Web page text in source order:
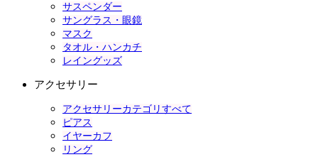
サスペンダー
サングラス・眼鏡
マスク
タオル・ハンカチ
レイングッズ
アクセサリー
アクセサリーカテゴリすべて
ピアス
イヤーカフ
リング